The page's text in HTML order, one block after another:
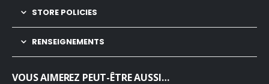
STORE POLICIES
RENSEIGNEMENTS
VOUS AIMEREZ PEUT-ÊTRE AUSSI…